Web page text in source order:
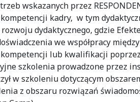
wskazanych przez
kadry, w tym
dydaktycznego, gdzie
we współpracy
lub kwalifikacji
szkolenia prowadzone przez
w szkoleniu dotyczącym
z obszaru rozwiązań